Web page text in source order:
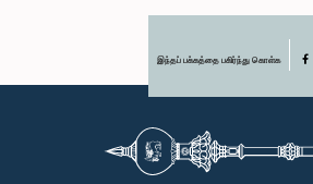
இந்தப் பக்கத்தை பகிர்ந்து கொள்க